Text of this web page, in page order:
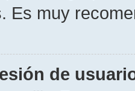
Es muy
de